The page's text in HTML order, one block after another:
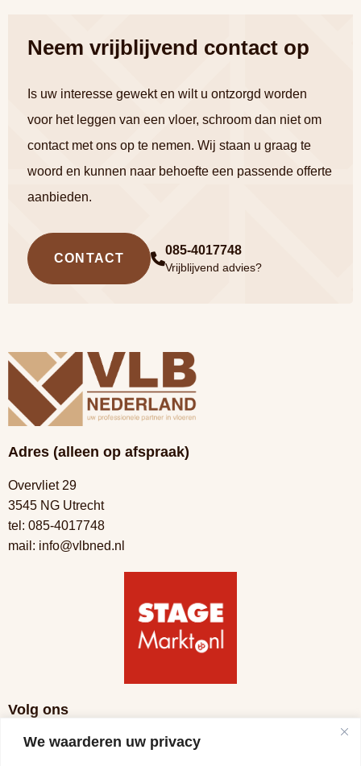
We waarderen uw privacy
Neem vrijblijvend contact op
Is uw interesse gewekt en wilt u ontzorgd worden
voor het leggen van een vloer, schroom dan niet om
contact met ons op te nemen. Wij staan u graag te
woord en kunnen naar behoefte een passende offerte
aanbieden.
CONTACT
085-4017748
Vrijblijvend advies?
Adres (alleen op afspraak)
Overvliet 29
3545 NG Utrecht
tel: 085-4017748
mail: info@vlbned.nl
Volg ons